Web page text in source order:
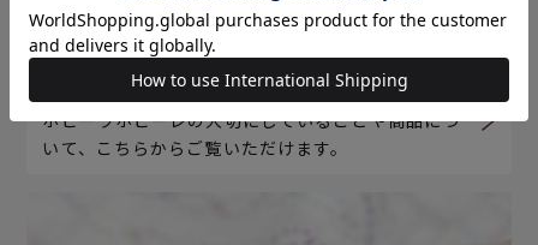
ホビーラホビーレについて
ホビーラホビーレの大切にしていることや商品につ
いて、こちらからご覧いただけます。